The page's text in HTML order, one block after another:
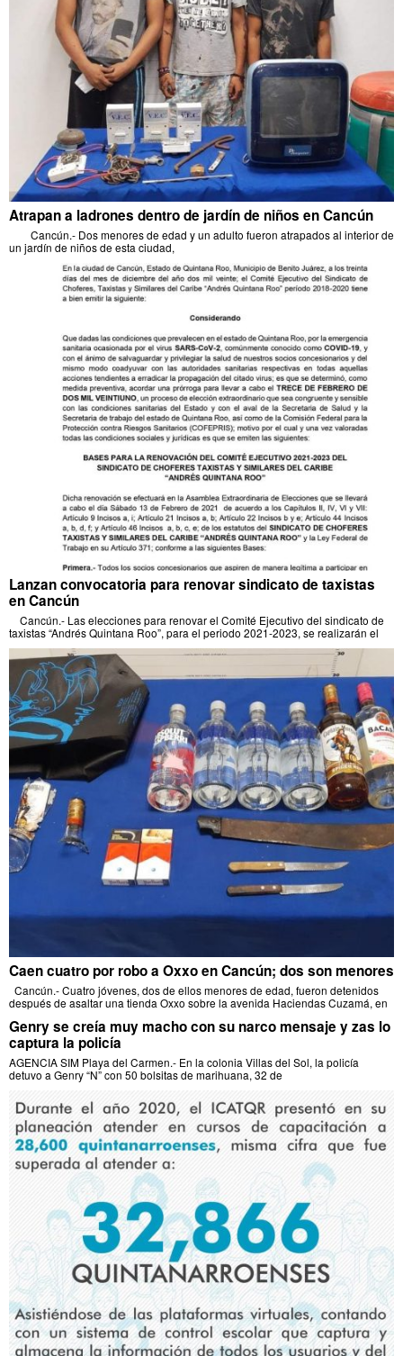
Atrapan a ladrones dentro de jardín de niños en Cancún
Cancún.- Dos menores de edad y un adulto fueron atrapados al interior de
un jardín de niños de esta ciudad,
Lanzan convocatoria para renovar sindicato de taxistas
en Cancún
Cancún.- Las elecciones para renovar el Comité Ejecutivo del sindicato de
taxistas “Andrés Quintana Roo”, para el periodo 2021-2023, se realizarán el
Caen cuatro por robo a Oxxo en Cancún; dos son menores
Cancún.- Cuatro jóvenes, dos de ellos menores de edad, fueron detenidos
después de asaltar una tienda Oxxo sobre la avenida Haciendas Cuzamá, en
Genry se creía muy macho con su narco mensaje y zas lo
captura la policía
AGENCIA SIM Playa del Carmen.- En la colonia Villas del Sol, la policía
detuvo a Genry “N” con 50 bolsitas de marihuana, 32 de